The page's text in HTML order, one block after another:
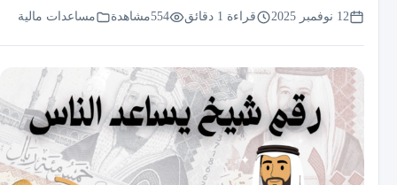
12 نوفمبر 2025 قراءة 1 دقائق 554مشاهدة مساعدات مالية